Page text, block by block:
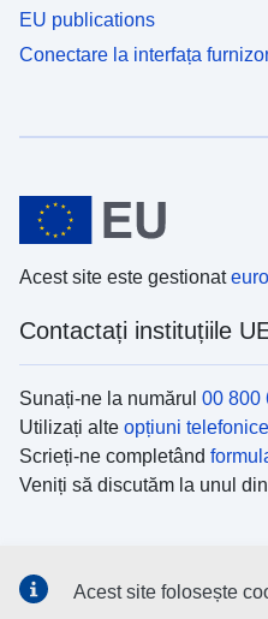
EU publications
Conectare la interfața
Acest site este gestionat
Contactați instituțiile
Sunați-ne la numărul 00 800
Utilizați alte opțiuni telefonice
Scrieți-ne completând
Veniți să discutăm la unul din
Acest site folosește